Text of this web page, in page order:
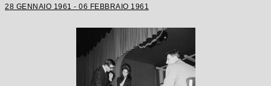
28 GENNAIO 1961 - 06 FEBBRAIO 1961